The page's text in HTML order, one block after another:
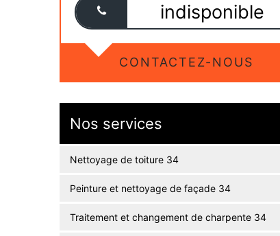
indisponible
CONTACTEZ-NOUS
Nos services
Nettoyage de toiture 34
Peinture et nettoyage de façade 34
Traitement et changement de charpente 34